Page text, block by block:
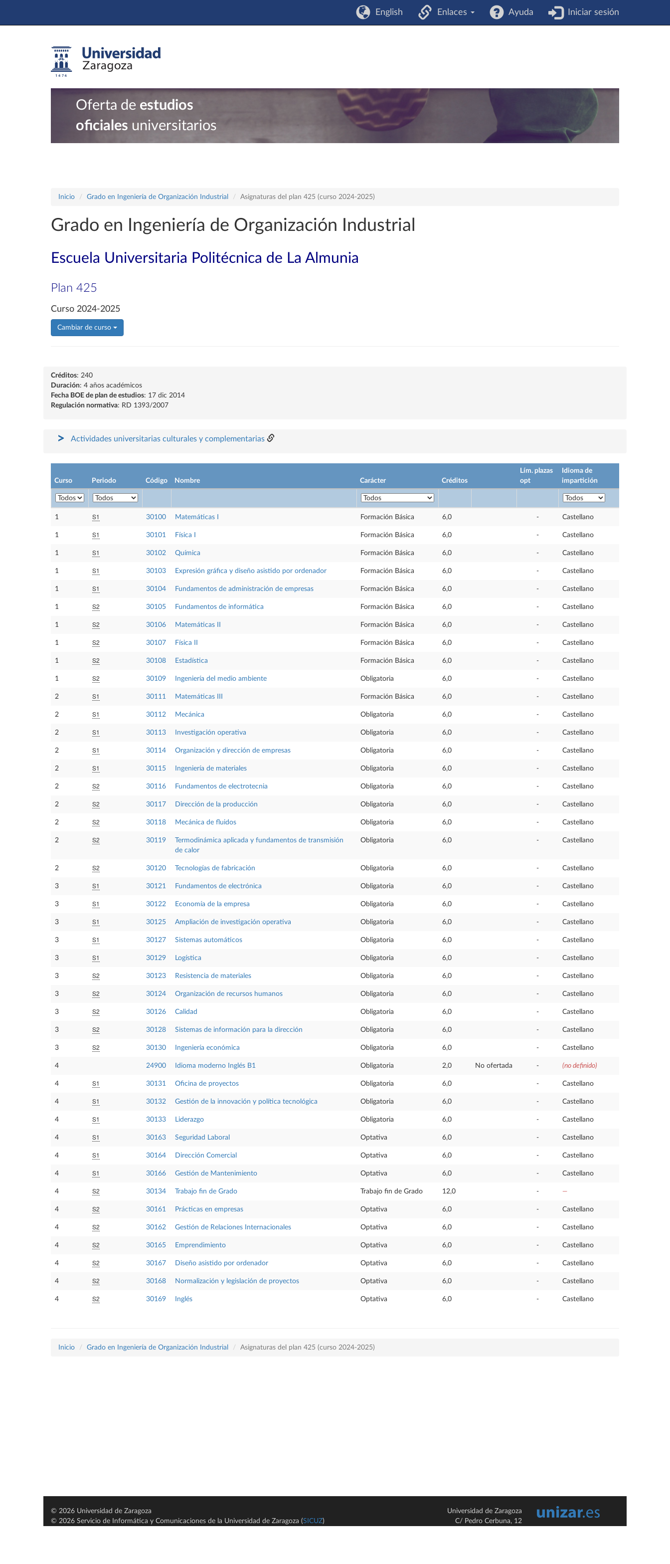
English Enlaces Ayuda Iniciar sesión
Oferta de estudios
oficiales universitarios
Inicio Grado en Ingeniería de Organización Industrial Asignaturas del plan 425 (curso 2024-2025)
Grado en Ingeniería de Organización Industrial
Escuela Universitaria Politécnica de La Almunia
Plan 425
Curso 2024-2025
Cambiar de curso
Créditos: 240
Duración: 4 años académicos
Fecha BOE de plan de estudios: 17 dic 2014
Regulación normativa: RD 1393/2007
Actividades universitarias culturales y complementarias
Curso Periodo Código Nombre Carácter Créditos
Lím. plazas
opt
Idioma de
impartición
1 S1 30100 Matemáticas I Formación Básica 6,0 - Castellano
1 S1 30101 Física I Formación Básica 6,0 - Castellano
1 S1 30102 Química Formación Básica 6,0 - Castellano
1 S1 30103 Expresión gráfica y diseño asistido por ordenador Formación Básica 6,0 - Castellano
1 S1 30104 Fundamentos de administración de empresas Formación Básica 6,0 - Castellano
1 S2 30105 Fundamentos de informática Formación Básica 6,0 - Castellano
1 S2 30106 Matemáticas II Formación Básica 6,0 - Castellano
1 S2 30107 Física II Formación Básica 6,0 - Castellano
1 S2 30108 Estadística Formación Básica 6,0 - Castellano
1 S2 30109 Ingeniería del medio ambiente Obligatoria 6,0 - Castellano
2 S1 30111 Matemáticas III Formación Básica 6,0 - Castellano
2 S1 30112 Mecánica Obligatoria 6,0 - Castellano
2 S1 30113 Investigación operativa Obligatoria 6,0 - Castellano
2 S1 30114 Organización y dirección de empresas Obligatoria 6,0 - Castellano
2 S1 30115 Ingeniería de materiales Obligatoria 6,0 - Castellano
2 S2 30116 Fundamentos de electrotecnia Obligatoria 6,0 - Castellano
2 S2 30117 Dirección de la producción Obligatoria 6,0 - Castellano
2 S2 30118 Mecánica de fluidos Obligatoria 6,0 - Castellano
2 S2 30119
Termodinámica aplicada y fundamentos de transmisión
de calor
Obligatoria 6,0 - Castellano
2 S2 30120 Tecnologías de fabricación Obligatoria 6,0 - Castellano
3 S1 30121 Fundamentos de electrónica Obligatoria 6,0 - Castellano
3 S1 30122 Economía de la empresa Obligatoria 6,0 - Castellano
3 S1 30125 Ampliación de investigación operativa Obligatoria 6,0 - Castellano
3 S1 30127 Sistemas automáticos Obligatoria 6,0 - Castellano
3 S1 30129 Logística Obligatoria 6,0 - Castellano
3 S2 30123 Resistencia de materiales Obligatoria 6,0 - Castellano
3 S2 30124 Organización de recursos humanos Obligatoria 6,0 - Castellano
3 S2 30126 Calidad Obligatoria 6,0 - Castellano
3 S2 30128 Sistemas de información para la dirección Obligatoria 6,0 - Castellano
3 S2 30130 Ingeniería económica Obligatoria 6,0 - Castellano
4 24900 Idioma moderno Inglés B1 Obligatoria 2,0 No ofertada - (no definido)
4 S1 30131 Oficina de proyectos Obligatoria 6,0 - Castellano
4 S1 30132 Gestión de la innovación y política tecnológica Obligatoria 6,0 - Castellano
4 S1 30133 Liderazgo Obligatoria 6,0 - Castellano
4 S1 30163 Seguridad Laboral Optativa 6,0 - Castellano
4 S1 30164 Dirección Comercial Optativa 6,0 - Castellano
4 S1 30166 Gestión de Mantenimiento Optativa 6,0 - Castellano
4 S2 30134 Trabajo fin de Grado Trabajo fin de Grado 12,0 - —
4 S2 30161 Prácticas en empresas Optativa 6,0 - Castellano
4 S2 30162 Gestión de Relaciones Internacionales Optativa 6,0 - Castellano
4 S2 30165 Emprendimiento Optativa 6,0 - Castellano
4 S2 30167 Diseño asistido por ordenador Optativa 6,0 - Castellano
4 S2 30168 Normalización y legislación de proyectos Optativa 6,0 - Castellano
4 S2 30169 Inglés Optativa 6,0 - Castellano
Inicio Grado en Ingeniería de Organización Industrial Asignaturas del plan 425 (curso 2024-2025)
© 2026 Universidad de Zaragoza
© 2026 Servicio de Informática y Comunicaciones de la Universidad de Zaragoza (SICUZ)
Universidad de Zaragoza
C/ Pedro Cerbuna, 12